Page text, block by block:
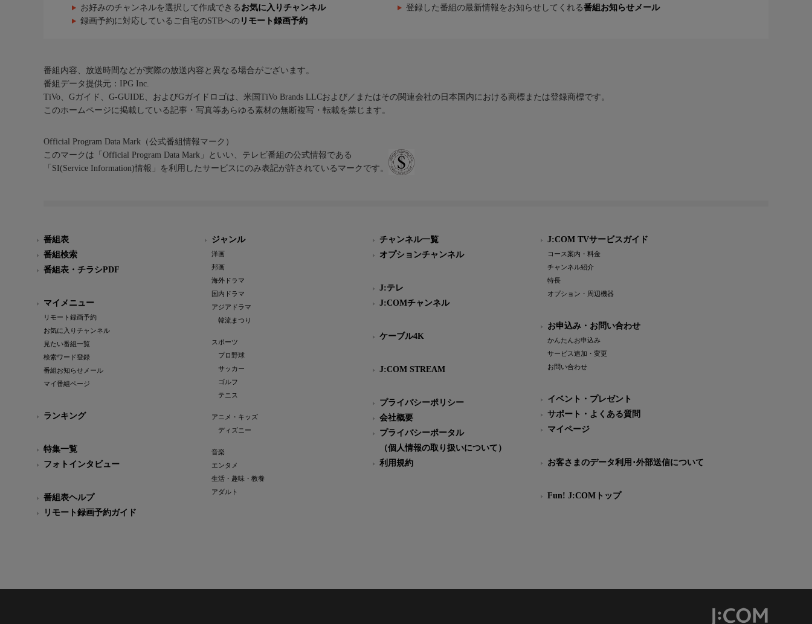
お好みのチャンネルを選択して作成できる お気に入りチャンネル 登録した番組の最新情報をお知らせしてくれる番組お知らせメール
録画予約に対応しているご自宅のSTBへの リモート録画予約
番組内容、放送時間などが実際の放送内容と異なる場合がございます。
番組データ提供元：IPG Inc.
TiVo、Gガイド、G-GUIDE、およびGガイドロゴは、米国TiVo Brands LLCおよび／またはその関連会社の日本国内における商標または登録商標です。
このホームページに掲載している記事・写真等あらゆる素材の無断複写・転載を禁じます。
Official Program Data Mark（公式番組情報マーク）
このマークは「Official Program Data Mark」といい、テレビ番組の公式情報である
「SI(Service Information)情報」を利用したサービスにのみ表記が許されているマークです。
番組表
番組検索
番組表・チラシPDF
マイメニュー
リモート録画予約
お気に入りチャンネル
見たい番組一覧
検索ワード登録
番組お知らせメール
マイ番組ページ
ランキング
特集一覧
フォトインタビュー
番組表ヘルプ
リモート録画予約ガイド
ジャンル
洋画
邦画
海外ドラマ
国内ドラマ
アジアドラマ
韓流まつり
スポーツ
プロ野球
サッカー
ゴルフ
テニス
アニメ・キッズ
ディズニー
音楽
エンタメ
生活・趣味・教養
アダルト
チャンネル一覧
オプションチャンネル
J:テレ
J:COMチャンネル
ケーブル4K
J:COM STREAM
プライバシーポリシー
会社概要
プライバシーポータル
（個人情報の取り扱いについて）
利用規約
J:COM TVサービスガイド
コース案内・料金
チャンネル紹介
特長
オプション・周辺機器
お申込み・お問い合わせ
かんたんお申込み
サービス追加・変更
お問い合わせ
イベント・プレゼント
サポート・よくある質問
マイページ
お客さまのデータ利用･外部送信について
Fun! J:COMトップ